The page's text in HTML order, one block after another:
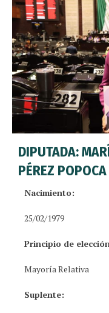
DIPUTADA:
PÉREZ POPOCA
Nacimiento:
25/02/1979
Principio de
Mayoría Relativa
Suplente: